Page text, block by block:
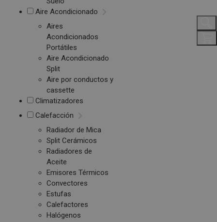
Aire Acondicionado
Aires
Acondicionados
Portátiles
Aire Acondicionado
Split
Aire por conductos y
cassette
Climatizadores
Calefacción
Radiador de Mica
Split Cerámicos
Radiadores de
Aceite
Emisores Térmicos
Convectores
Estufas
Calefactores
Halógenos